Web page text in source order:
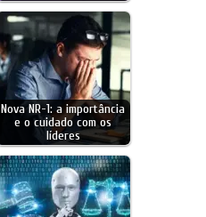
Nova NR-1: a importância
e o cuidado com os
líderes